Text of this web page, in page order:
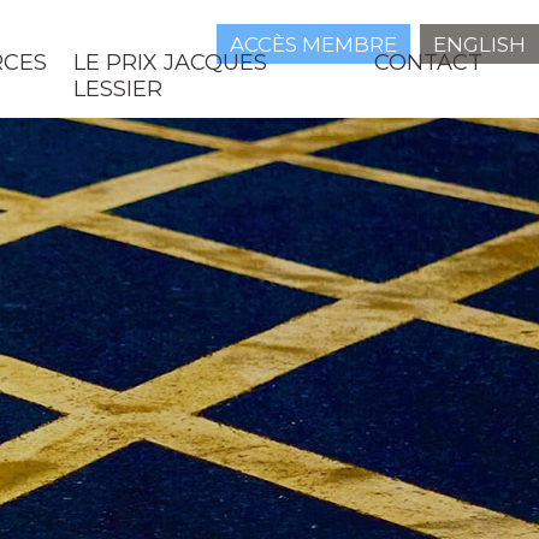
ACCÈS MEMBRE ENGLISH
LE PRIX JACQUES
LESSIER
CONTACT